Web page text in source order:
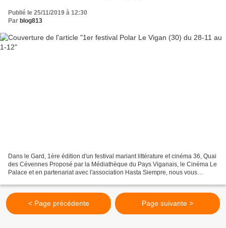
Publié le 25/11/2019 à 12:30
Par blog813
Dans le Gard, 1ère édition d'un festival mariant littérature et cinéma 36, Quai
des Cévennes Proposé par la Médiathèque du Pays Viganais, le Cinéma Le
Palace et en partenariat avec l'association Hasta Siempre, nous vous
< Page précédente Page suivante >